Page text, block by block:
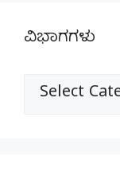
ವಿಭಾಗಗಳು
ವಿಭಾಗಗಳು